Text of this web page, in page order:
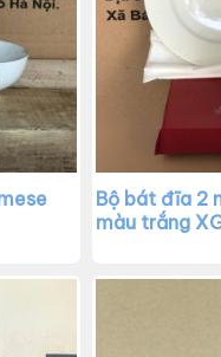
Bộ bát đĩa 2
màu trắng